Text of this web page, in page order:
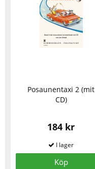
Posaunentaxi 2 (mit
CD)
184 kr
Köp